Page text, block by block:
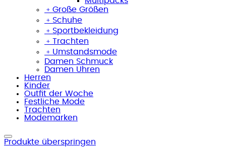
﹢ Große Größen
﹢ Schuhe
﹢ Sportbekleidung
﹢ Trachten
﹢ Umstandsmode
Damen Schmuck
Damen Uhren
Herren
Kinder
Outfit der Woche
Festliche Mode
Trachten
Modemarken
Produkte überspringen